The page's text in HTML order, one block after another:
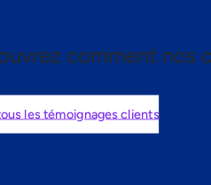
comment nos
les témoignages clients